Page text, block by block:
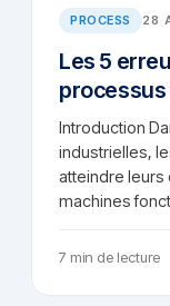
PROCESS 28
Les 5
Introduction
industrielles,
atteindre leurs
machines
7 min de lecture